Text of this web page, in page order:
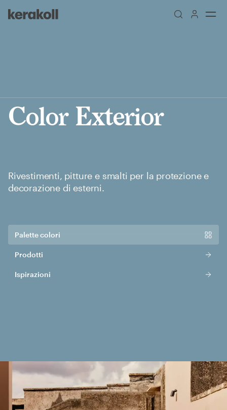
Go to Homepage
Color Exterior
Rivestimenti, pitture e smalti per la protezione e
decorazione di esterni.
Palette colori
Prodotti
Ispirazioni